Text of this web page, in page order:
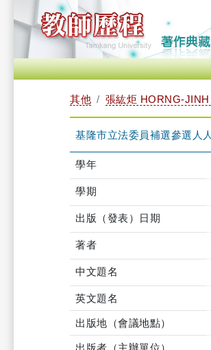
其他 張紘炬 HORNG-
基隆市立法委員補選參選人
學年
學期
出版（發表）日期
著者
中文題名
英文題名
出版地（會議地點）
出版者（主辦單位）